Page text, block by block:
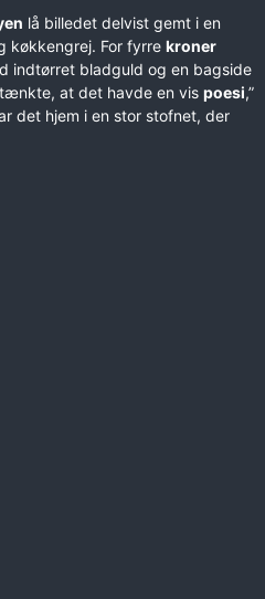
lå billedet delvist gemt i en
køkkengrej. For fyrre kroner
indtørret bladguld og en bagside
tænkte, at det havde en vis poesi,”
det hjem i en stor stofnet, der